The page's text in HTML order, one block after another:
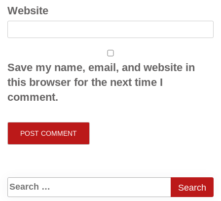
Website
Save my name, email, and website in
this browser for the next time I
comment.